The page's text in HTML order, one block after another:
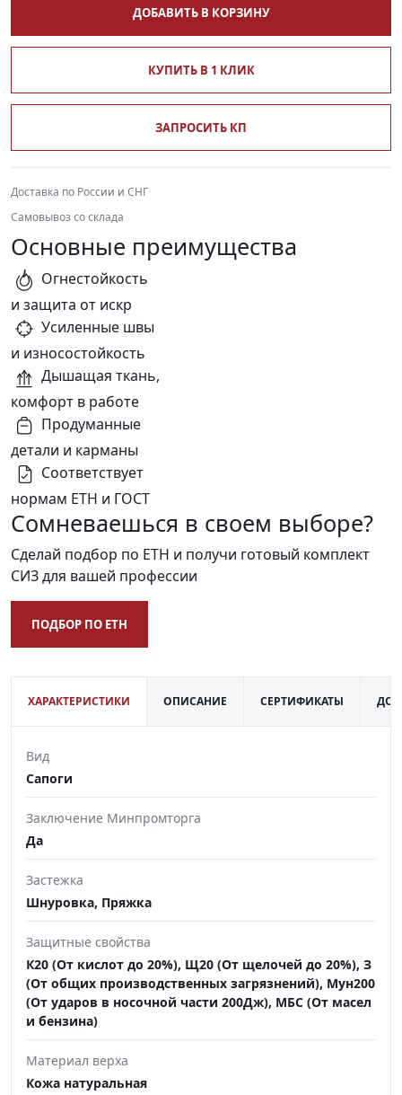
ДОБАВИТЬ В КОРЗИНУ
КУПИТЬ В 1 КЛИК
ЗАПРОСИТЬ КП
Доставка по России и СНГ
Самовывоз со склада
Основные преимущества
Огнестойкость
и защита от искр
Усиленные швы
и износостойкость
Дышащая ткань,
комфорт в работе
Продуманные
детали и карманы
Соответствует
нормам ЕТН и ГОСТ
Сомневаешься в своем выборе?
Сделай подбор по ЕТН и получи готовый комплект
СИЗ для вашей профессии
ПОДБОР ПО ЕТН
ХАРАКТЕРИСТИКИ ОПИСАНИЕ СЕРТИФИКАТЫ
Вид
Сапоги
Заключение Минпромторга
Да
Застежка
Шнуровка, Пряжка
Защитные свойства
К20 (От кислот до 20%), Щ20 (От щелочей до 20%), З
(От общих производственных загрязнений), Мун200
(От ударов в носочной части 200Дж), МБС (От масел
и бензина)
Материал верха
Кожа натуральная